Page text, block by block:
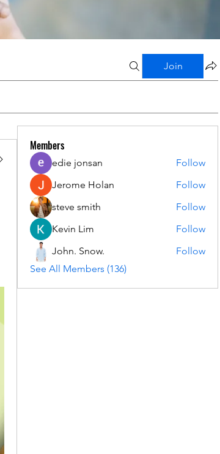
Join
Members
edie jonsan
Follow
Jerome Holan
Follow
steve smith
Follow
Kevin Lim
Follow
John. Snow.
Follow
See All Members (136)